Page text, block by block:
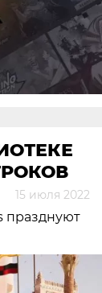
15 июля 2022
празднуют